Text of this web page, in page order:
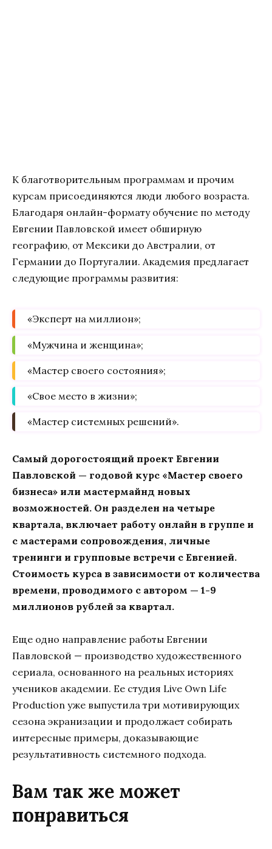
К благотворительным программам и прочим
курсам присоединяются люди любого возраста.
Благодаря онлайн-формату обучение по методу
Евгении Павловской имеет обширную
географию, от Мексики до Австралии, от
Германии до Португалии. Академия предлагает
следующие программы развития:
«Эксперт на миллион»;
«Мужчина и женщина»;
«Мастер своего состояния»;
«Свое место в жизни»;
«Мастер системных решений».
Самый дорогостоящий проект Евгении
Павловской — годовой курс «Мастер своего
бизнеса» или мастермайнд новых
возможностей. Он разделен на четыре
квартала, включает работу онлайн в группе и
с мастерами сопровождения, личные
тренинги и групповые встречи с Евгенией.
Стоимость курса в зависимости от количества
времени, проводимого с автором — 1-9
миллионов рублей за квартал.
Еще одно направление работы Евгении
Павловской — производство художественного
сериала, основанного на реальных историях
учеников академии. Ее студия Live Own Life
Production уже выпустила три мотивирующих
сезона экранизации и продолжает собирать
интересные примеры, доказывающие
результативность системного подхода.
Вам так же может
понравиться